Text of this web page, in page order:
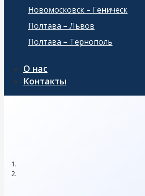
Новомосковск – Геническ
Полтава – Львов
Полтава – Тернополь
О нас
Контакты